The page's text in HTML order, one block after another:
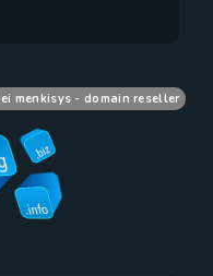
menkisys - domain reseller